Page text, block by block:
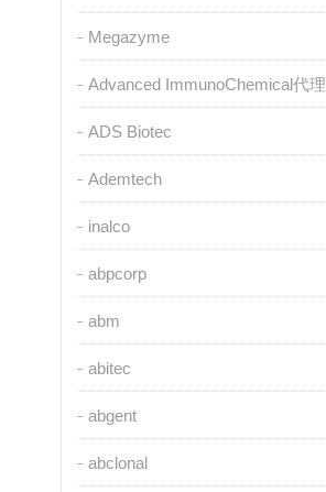
Megazyme
Advanced ImmunoChemical代理
ADS Biotec
Ademtech
inalco
abpcorp
abm
abitec
abgent
abclonal